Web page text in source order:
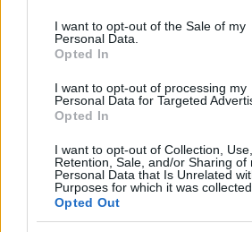
I want to opt-out of the Sale of my
Personal Data.
Opted In
I want to opt-out of processing my
Personal Data for Targeted
Opted In
I want to opt-out of Collection, Use,
Retention, Sale, and/or Sharing of
Personal Data that Is Unrelated
Purposes for which it was collected.
Opted Out
L’uscita da OMS e
Quelli USAID sono progetti
della cooperazione Usa
soli che rischiano di essere, se
ridimensionati. Gli Stati Uniti
maggiori finanziatori, e di
dell’agenzie umanitarie